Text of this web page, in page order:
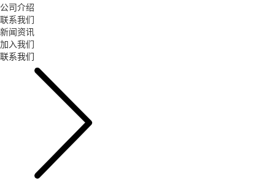
公司介绍
联系我们
新闻资讯
加入我们
联系我们